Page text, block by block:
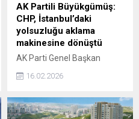
AK Partili Büyükgümüş:
CHP, İstanbul’daki
yolsuzluğu aklama
makinesine dönüştü
AK Parti Genel Başkan
Başkanı Ahmet
Halk Partisi açısından
16.02.2026